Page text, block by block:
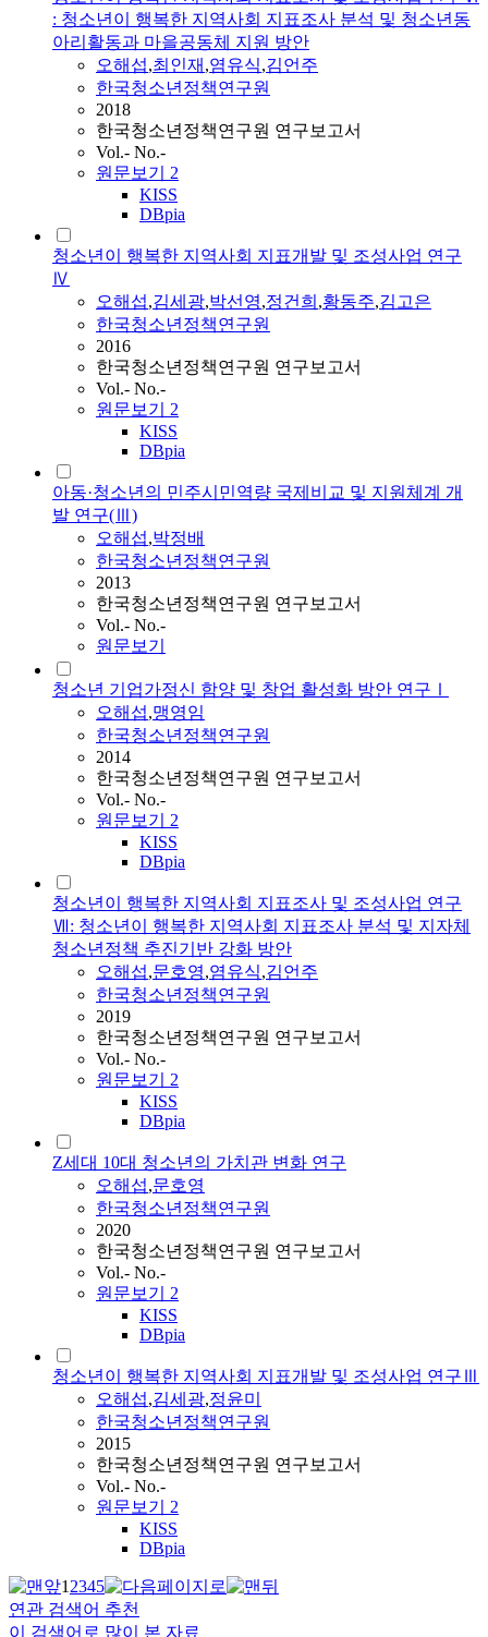
: 청소년이 행복한 지역사회 지표조사 분석 및 청소년동
아리활동과 마을공동체 지원 방안
오해섭,최인재 ,염유식,김언주
한국청소년정책연구원
2018
한국청소년정책연구원 연구보고서
Vol.- No.-
원문보기 2
KISS
DBpia
청소년이 행복한 지역사회 지표개발 및 조성사업 연구
Ⅳ
오해섭,김세광,박선영,정건희 ,황동주,김고은
한국청소년정책연구원
2016
한국청소년정책연구원 연구보고서
Vol.- No.-
원문보기 2
KISS
DBpia
아동·청소년의 민주시민역량 국제비교 및 지원체계 개
발 연구(Ⅲ)
오해섭,박정배
한국청소년정책연구원
2013
한국청소년정책연구원 연구보고서
Vol.- No.-
원문보기
청소년 기업가정신 함양 및 창업 활성화 방안 연구Ⅰ
오해섭,맹영임
한국청소년정책연구원
2014
한국청소년정책연구원 연구보고서
Vol.- No.-
원문보기 2
KISS
DBpia
청소년이 행복한 지역사회 지표조사 및 조성사업 연구
Ⅶ: 청소년이 행복한 지역사회 지표조사 분석 및 지자체
청소년정책 추진기반 강화 방안
오해섭,문호영,염유식,김언주
한국청소년정책연구원
2019
한국청소년정책연구원 연구보고서
Vol.- No.-
원문보기 2
KISS
DBpia
Z세대 10대 청소년의 가치관 변화 연구
오해섭,문호영
한국청소년정책연구원
2020
한국청소년정책연구원 연구보고서
Vol.- No.-
원문보기 2
KISS
DBpia
청소년이 행복한 지역사회 지표개발 및 조성사업 연구Ⅲ
오해섭,김세광,정윤미
한국청소년정책연구원
2015
한국청소년정책연구원 연구보고서
Vol.- No.-
원문보기 2
KISS
DBpia
12345
연관 검색어 추천
이 검색어로 많이 본 자료